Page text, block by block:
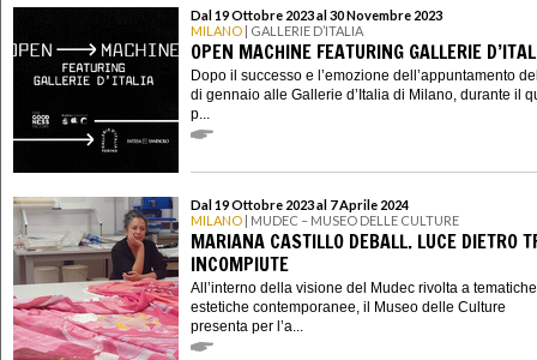
Dal 19 Ottobre 2023 al 30 Novembre 2023
MILANO | GALLERIE D’ITALIA
OPEN MACHINE FEATURING GALLERIE
Dopo il successo e l’emozione dell’appuntamento
di gennaio alle Gallerie d’Italia di Milano, durante il
p...
Dal 19 Ottobre 2023 al 7 Aprile 2024
MILANO | MUDEC – MUSEO DELLE CULTURE
MARIANA CASTILLO DEBALL. LUCE DIETRO
INCOMPIUTE
All’interno della visione del Mudec rivolta a
estetiche contemporanee, il Museo delle Culture
presenta per l’a...